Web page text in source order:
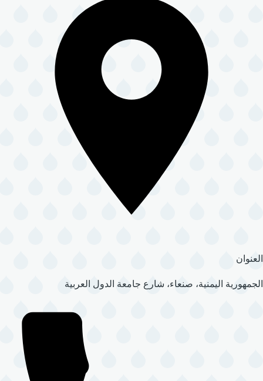
العنوان
الجمهورية اليمنية، صنعاء، شارع جامعة الدول العربية